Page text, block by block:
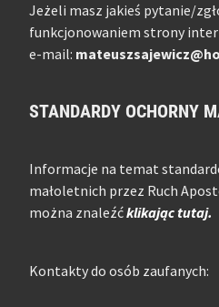
Jeżeli masz jakieś pytanie/
funkcjonowaniem strony
e-mail:
STANDARDY OCHORNY
Informacje na temat
małoletnich przez Ruch
można znaleźćklikając tutaj.
Kontakty do osób zaufanych: